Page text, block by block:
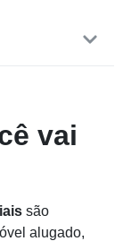
vai
são
alugado,